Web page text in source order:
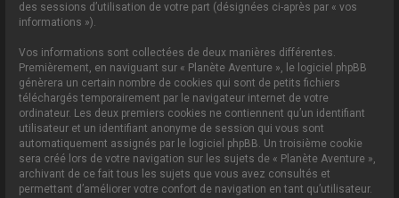
des sessions d’utilisation de votre part (désignées ci-après par « vos
informations »).
Vos informations sont collectées de deux manières différentes.
Premièrement, en naviguant sur « Planète Aventure », le logiciel phpBB
génèrera un certain nombre de cookies qui sont de petits fichiers
téléchargés temporairement par le navigateur internet de votre
ordinateur. Les deux premiers cookies ne contiennent qu’un identifiant
utilisateur et un identifiant anonyme de session qui vous sont
automatiquement assignés par le logiciel phpBB. Un troisième cookie
sera créé lors de votre navigation sur les sujets de « Planète Aventure »,
archivant de ce fait tous les sujets que vous avez consultés et
permettant d’améliorer votre confort de navigation en tant qu’utilisateur.